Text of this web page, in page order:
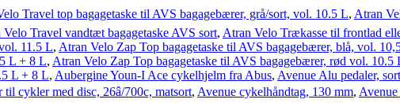
Travel top bagagetaske til AVS bagagebærer, grå/sort, vol. 10.5 L, Atran
Velo Travel vandtæt bagagetaske AVS sort, Atran Velo Trækasse til frontlad
11.5 L, Atran Velo Zap Top bagagetaske til AVS bagagebærer, blå, vol.
L + 8 L, Atran Velo Zap Top bagagetaske til AVS bagagebærer, rød vol. 10.5
L + 8 L, Aubergine Youn-I Ace cykelhjelm fra Abus, Avenue Alu pedaler,
cykler med disc, 26â/700c, matsort, Avenue cykelhåndtag, 130 mm,